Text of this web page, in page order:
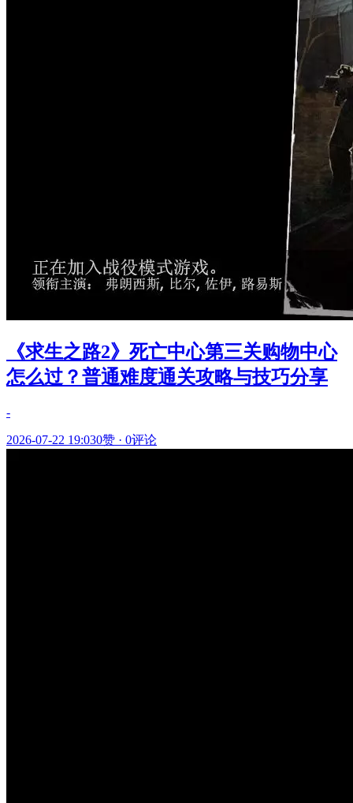
《求生之路2》死亡中心第三关购物中心
怎么过？普通难度通关攻略与技巧分享
-
2026-07-22 19:030赞 · 0评论